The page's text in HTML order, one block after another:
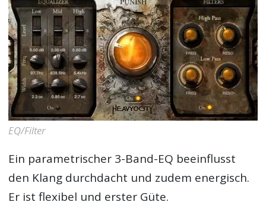
EQ/Filter
Ein parametrischer 3-Band-EQ beeinflusst
den Klang durchdacht und zudem energisch.
Er ist flexibel und erster Güte.